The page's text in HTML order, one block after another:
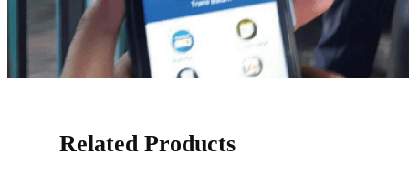
Related Products